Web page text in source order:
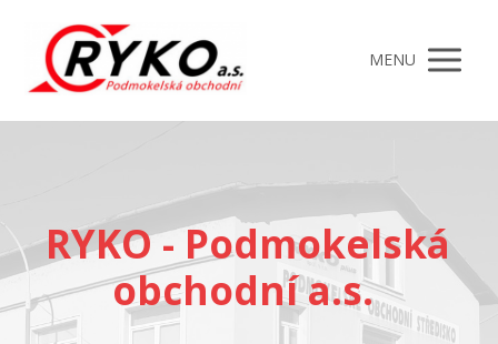
MENU
RYKO - Podmokelská
obchodní a.s.